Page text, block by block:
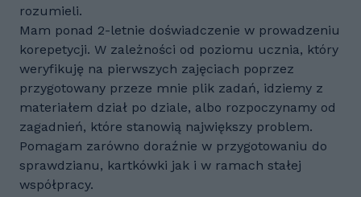
rozumieli.
Mam ponad 2-letnie doświadczenie w prowadzeniu
korepetycji. W zależności od poziomu ucznia, który
weryfikuję na pierwszych zajęciach poprzez
przygotowany przeze mnie plik zadań, idziemy z
materiałem dział po dziale, albo rozpoczynamy od
zagadnień, które stanowią największy problem.
Pomagam zarówno doraźnie w przygotowaniu do
sprawdzianu, kartkówki jak i w ramach stałej
współpracy.